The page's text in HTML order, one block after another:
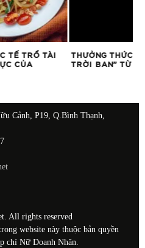
TẾ TRỔ TÀI
CỦA
THƯỞNG THỨC
TRỜI BAN” TỪ
Cảnh, P19, Q.Bình Thạnh,
All rights reserved
website này thuộc bản quyền
chí Nữ Doanh Nhân.